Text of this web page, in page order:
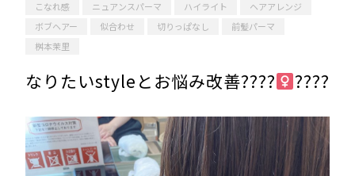
こなれ感
ニュアンスパーマ ハイライト
ヘアアレンジ
ボブヘアー
似合わせ 切りっぱなし
前髪パーマ
桝本茉里
なりたいstyleとお悩み改善????‍ ????